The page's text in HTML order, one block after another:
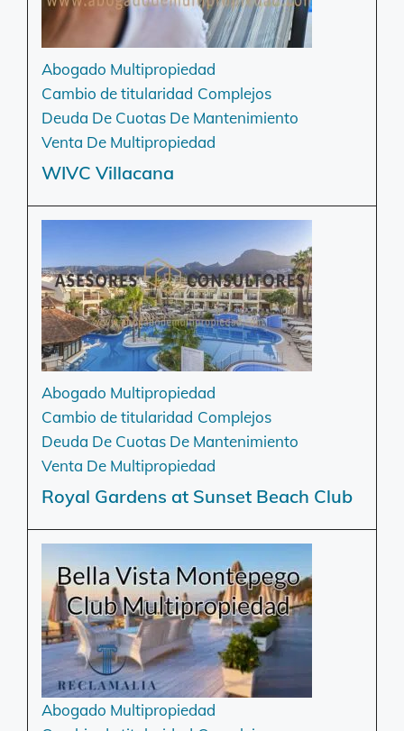
Abogado Multipropiedad
Cambio de titularidad Complejos
Deuda De Cuotas De Mantenimiento
Venta De Multipropiedad
WIVC Villacana
Abogado Multipropiedad
Cambio de titularidad Complejos
Deuda De Cuotas De Mantenimiento
Venta De Multipropiedad
Royal Gardens at Sunset Beach Club
Abogado Multipropiedad